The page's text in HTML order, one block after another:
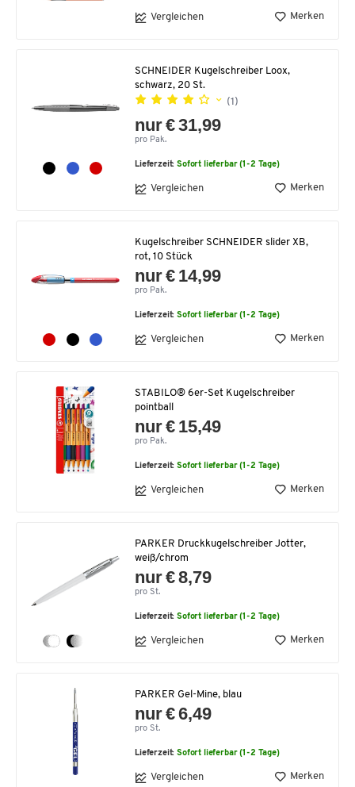
Vergleichen Merken
SCHNEIDER Kugelschreiber Loox,
schwarz, 20 St.
(1)
nur € 31,99
pro Pak.
Lieferzeit:Sofort lieferbar (1-2 Tage)
Vergleichen Merken
Kugelschreiber SCHNEIDER slider XB,
rot, 10 Stück
nur € 14,99
pro Pak.
Lieferzeit:Sofort lieferbar (1-2 Tage)
Vergleichen Merken
STABILO® 6er-Set Kugelschreiber
pointball
nur € 15,49
pro Pak.
Lieferzeit:Sofort lieferbar (1-2 Tage)
Vergleichen Merken
PARKER Druckkugelschreiber Jotter,
weiß/chrom
nur € 8,79
pro St.
Lieferzeit:Sofort lieferbar (1-2 Tage)
Vergleichen Merken
PARKER Gel-Mine, blau
nur € 6,49
pro St.
Lieferzeit:Sofort lieferbar (1-2 Tage)
Vergleichen Merken